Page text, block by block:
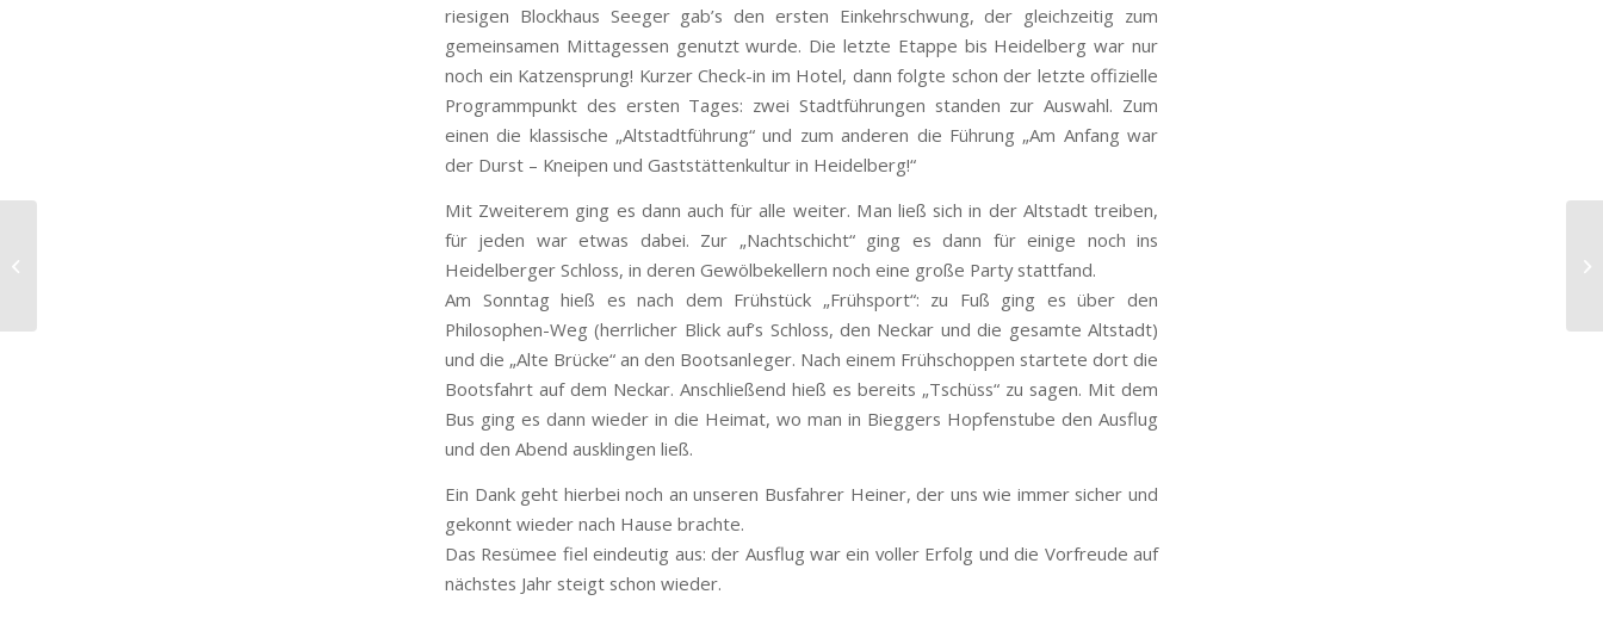
riesigen Blockhaus Seeger gab’s den ersten Einkehrschwung, der gleichzeitig zum
gemeinsamen Mittagessen genutzt wurde. Die letzte Etappe bis Heidelberg war nur
noch ein Katzensprung! Kurzer Check-in im Hotel, dann folgte schon der letzte offizielle
Programmpunkt des ersten Tages: zwei Stadtführungen standen zur Auswahl. Zum
einen die klassische „Altstadtführung“ und zum anderen die Führung „Am Anfang war
der Durst – Kneipen und Gaststättenkultur in Heidelberg!“
Mit Zweiterem ging es dann auch für alle weiter. Man ließ sich in der Altstadt treiben,
für jeden war etwas dabei. Zur „Nachtschicht“ ging es dann für einige noch ins
Heidelberger Schloss, in deren Gewölbekellern noch eine große Party stattfand.
Am Sonntag hieß es nach dem Frühstück „Frühsport“: zu Fuß ging es über den
Philosophen-Weg (herrlicher Blick auf’s Schloss, den Neckar und die gesamte Altstadt)
und die „Alte Brücke“ an den Bootsanleger. Nach einem Frühschoppen startete dort die
Bootsfahrt auf dem Neckar. Anschließend hieß es bereits „Tschüss“ zu sagen. Mit dem
Bus ging es dann wieder in die Heimat, wo man in Bieggers Hopfenstube den Ausflug
und den Abend ausklingen ließ.
Ein Dank geht hierbei noch an unseren Busfahrer Heiner, der uns wie immer sicher und
gekonnt wieder nach Hause brachte.
Das Resümee fiel eindeutig aus: der Ausflug war ein voller Erfolg und die Vorfreude auf
nächstes Jahr steigt schon wieder.